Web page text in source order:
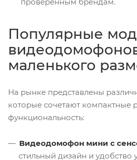
проверенным брендам.
Популярные
маленького
На рынке представлены
которые сочетают компактные
функциональность:
Видеодомофон мини с
стильный дизайн и удобство